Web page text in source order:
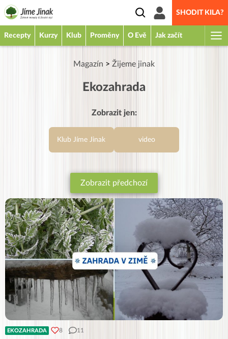
SHODIT KILA?
Recepty Kurzy Klub Proměny O Evě Jak začít
Magazín > Žijeme jinak
Ekozahrada
Zobrazit jen:
Klub Jíme Jinak video
Zobrazit předchozí
EKOZAHRADA 8 11